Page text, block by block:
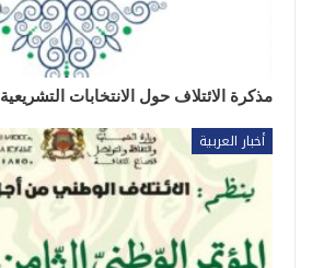
مذكرة الائتلاف حول الانتخابات التشريعية
أخبار العربية